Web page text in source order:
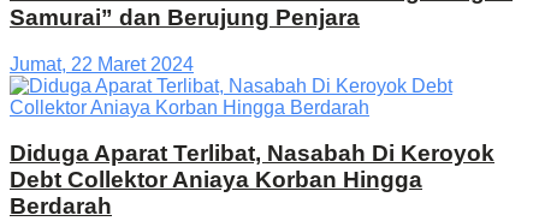
Samurai” dan Berujung Penjara
Jumat, 22 Maret 2024
Diduga Aparat Terlibat, Nasabah Di Keroyok
Debt Collektor Aniaya Korban Hingga
Berdarah